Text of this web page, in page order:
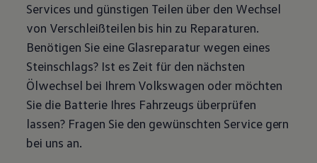
Magazin
Lifestyle
Familie
Elektromobilität
Volkswagen R
Pannen- und Unfallhilfe
Volkswagen Kundenbetreuung
Services und günstigen Teilen über den Wechsel
von Verschleißteilen bis hin zu Reparaturen.
Benötigen Sie eine Glasreparatur wegen eines
Steinschlags? Ist es Zeit für den nächsten
Ölwechsel bei Ihrem Volkswagen oder möchten
Sie die Batterie Ihres Fahrzeugs überprüfen
lassen? Fragen Sie den gewünschten Servicegern
bei uns an.